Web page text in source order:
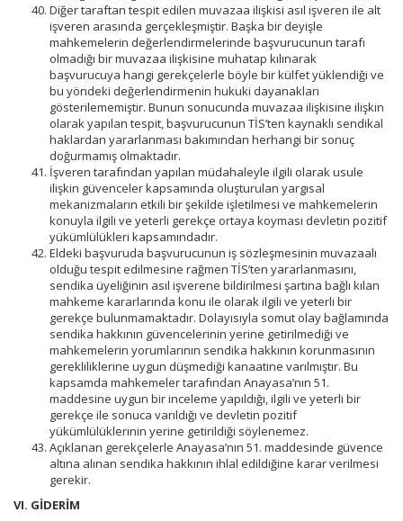
Diğer taraftan tespit edilen muvazaa ilişkisi asıl işveren ile alt
işveren arasında gerçekleşmiştir. Başka bir deyişle
mahkemelerin değerlendirmelerinde başvurucunun tarafı
olmadığı bir muvazaa ilişkisine muhatap kılınarak
başvurucuya hangi gerekçelerle böyle bir külfet yüklendiği ve
bu yöndeki değerlendirmenin hukuki dayanakları
gösterilememiştir. Bunun sonucunda muvazaa ilişkisine ilişkin
olarak yapılan tespit, başvurucunun TİS’ten kaynaklı sendikal
haklardan yararlanması bakımından herhangi bir sonuç
doğurmamış olmaktadır.
İşveren tarafından yapılan müdahaleyle ilgili olarak usule
ilişkin güvenceler kapsamında oluşturulan yargısal
mekanizmaların etkili bir şekilde işletilmesi ve mahkemelerin
konuyla ilgili ve yeterli gerekçe ortaya koyması devletin pozitif
yükümlülükleri kapsamındadır.
Eldeki başvuruda başvurucunun iş sözleşmesinin muvazaalı
olduğu tespit edilmesine rağmen TİS’ten yararlanmasını,
sendika üyeliğinin asıl işverene bildirilmesi şartına bağlı kılan
mahkeme kararlarında konu ile olarak ilgili ve yeterli bir
gerekçe bulunmamaktadır. Dolayısıyla somut olay bağlamında
sendika hakkının güvencelerinin yerine getirilmediği ve
mahkemelerin yorumlarının sendika hakkının korunmasının
gerekliliklerine uygun düşmediği kanaatine varılmıştır. Bu
kapsamda mahkemeler tarafından Anayasa’nın 51.
maddesine uygun bir inceleme yapıldığı, ilgili ve yeterli bir
gerekçe ile sonuca varıldığı ve devletin pozitif
yükümlülüklerinin yerine getirildiği söylenemez.
Açıklanan gerekçelerle Anayasa’nın 51. maddesinde güvence
altına alınan sendika hakkının ihlal edildiğine karar verilmesi
gerekir.
VI. GİDERİM